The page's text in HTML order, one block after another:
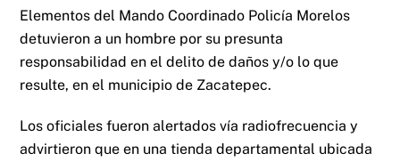
Elementos del Mando Coordinado Policía Morelos
detuvieron a un hombre por su presunta
responsabilidad en el delito de daños y/o lo que
resulte, en el municipio de Zacatepec.
Los oficiales fueron alertados vía radiofrecuencia y
advirtieron que en una tienda departamental ubicada